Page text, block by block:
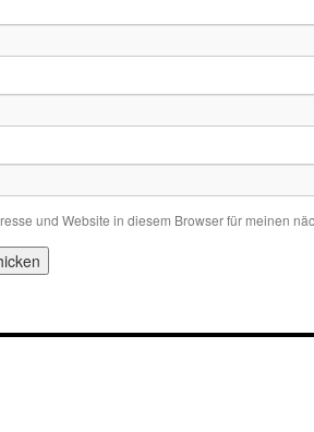
und Website in diesem Browser für meinen